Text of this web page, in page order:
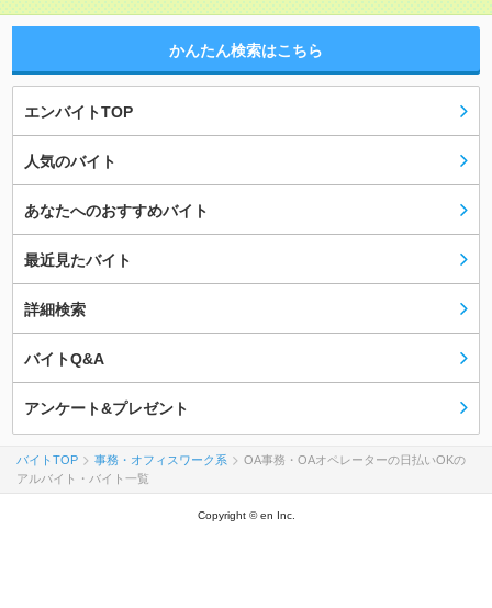
かんたん検索はこちら
エンバイトTOP
人気のバイト
あなたへのおすすめバイト
最近見たバイト
詳細検索
バイトQ&A
アンケート&プレゼント
バイトTOP 事務・オフィスワーク系
OA事務・OAオペレーターの日払いOKの
アルバイト・バイト一覧
Copyright © en Inc.